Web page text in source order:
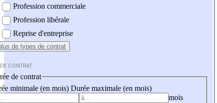
Profession commerciale
Profession libérale
Reprise d'entreprise
de types de contrat
CONTRAT
de contrat
minimale (en mois) Durée maximale (en mois)
mois